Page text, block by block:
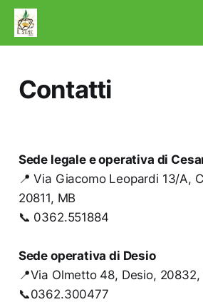
Contatti
Sede legale e operativa di
📍 Via Giacomo Leopardi 13/A,
20811, MB
📞 0362.551884
Sede operativa di Desio
📍Via Olmetto 48, Desio, 20832,
📞0362.300477